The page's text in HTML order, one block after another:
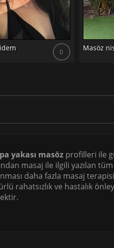
0 Masöz
yakası masöz profilleri ile
masaj ile ilgili yazılan
daha fazla masaj
rahatsızlık ve hastalık